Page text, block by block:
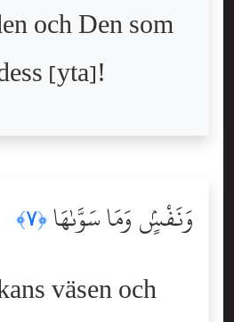
och Den som
[yta]!
وَنَفْسٍۢ وَمَا سَوَّىٰهَا ﴿٧﴾
väsen och